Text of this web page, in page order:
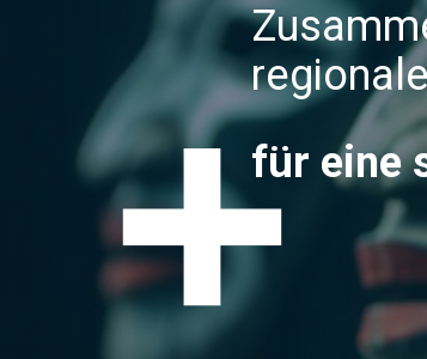
für eine